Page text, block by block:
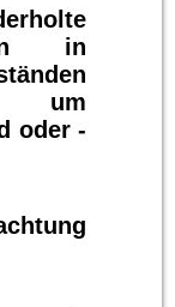
in
um
oder -